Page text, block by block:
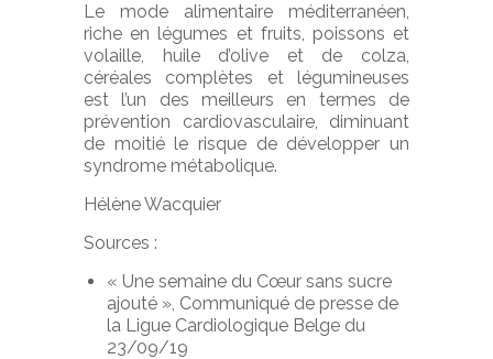
Le mode alimentaire méditerranéen,
riche en légumes et fruits, poissons et
volaille, huile d’olive et de colza,
céréales complètes et légumineuses
est l’un des meilleurs en termes de
prévention cardiovasculaire, diminuant
de moitié le risque de développer un
syndrome métabolique.
Hélène Wacquier
Sources :
« Une semaine du Cœur sans sucre
ajouté », Communiqué de presse de
la Ligue Cardiologique Belge du
23/09/19